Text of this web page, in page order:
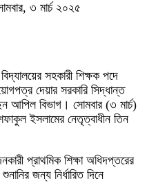
৩ মার্চ ২০২৫
সহকারী শিক্ষক পদে
দেয়ার সরকারি সিদ্ধান্ত
আপিল বিভাগ। সোমবার (৩ মার্চ)
ইসলামের নেতৃত্বাধীন তিন
প্রাথমিক শিক্ষা অধিদপ্তরের
জন্য নির্ধারিত দিনে